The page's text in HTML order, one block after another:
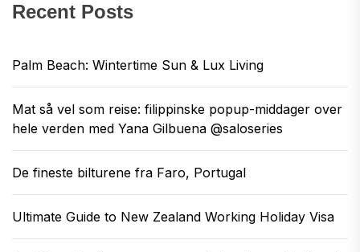
Recent Posts
Palm Beach: Wintertime Sun & Lux Living
Mat så vel som reise: filippinske popup-middager over
hele verden med Yana Gilbuena @saloseries
De fineste bilturene fra Faro, Portugal
Ultimate Guide to New Zealand Working Holiday Visa